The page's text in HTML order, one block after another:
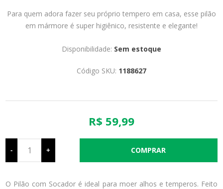
Para quem adora fazer seu próprio tempero em casa, esse pilão
em mármore é super higiênico, resistente e elegante!
Disponibilidade: Sem estoque
Código SKU: 1188627
R$ 59,99
- +
O Pilão com Socador é ideal para moer alhos e temperos. Feito